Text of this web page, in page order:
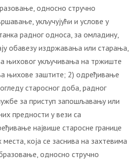
односно стручно
укључујући и услове у
радног односа, за омладину,
обавезу издржавања или старања,
њиховог укључивања на тржиште
њихове заштите; 2) одређивање
старосног доба, радног
за приступ запошљавању или
предности у вези са
највише старосне границе
која се заснива на захтевима
односно стручно